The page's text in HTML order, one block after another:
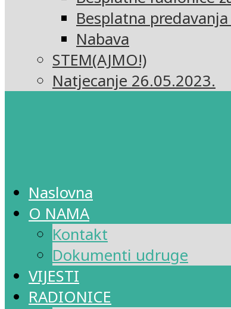
Besplatna
Nabava
STEM(AJMO!)
Natjecanje 26.05.2023.
Naslovna
O NAMA
Kontakt
Dokumenti udruge
VIJESTI
RADIONICE